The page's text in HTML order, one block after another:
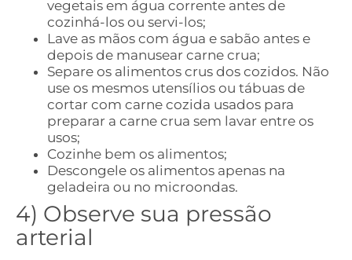
vegetais em água corrente antes de
cozinhá-los ou servi-los;
Lave as mãos com água e sabão antes e
depois de manusear carne crua;
Separe os alimentos crus dos cozidos. Não
use os mesmos utensílios ou tábuas de
cortar com carne cozida usados ​​para
preparar a carne crua sem lavar entre os
usos;
Cozinhe bem os alimentos;
Descongele os alimentos apenas na
geladeira ou no microondas.
4) Observe sua pressão
arterial